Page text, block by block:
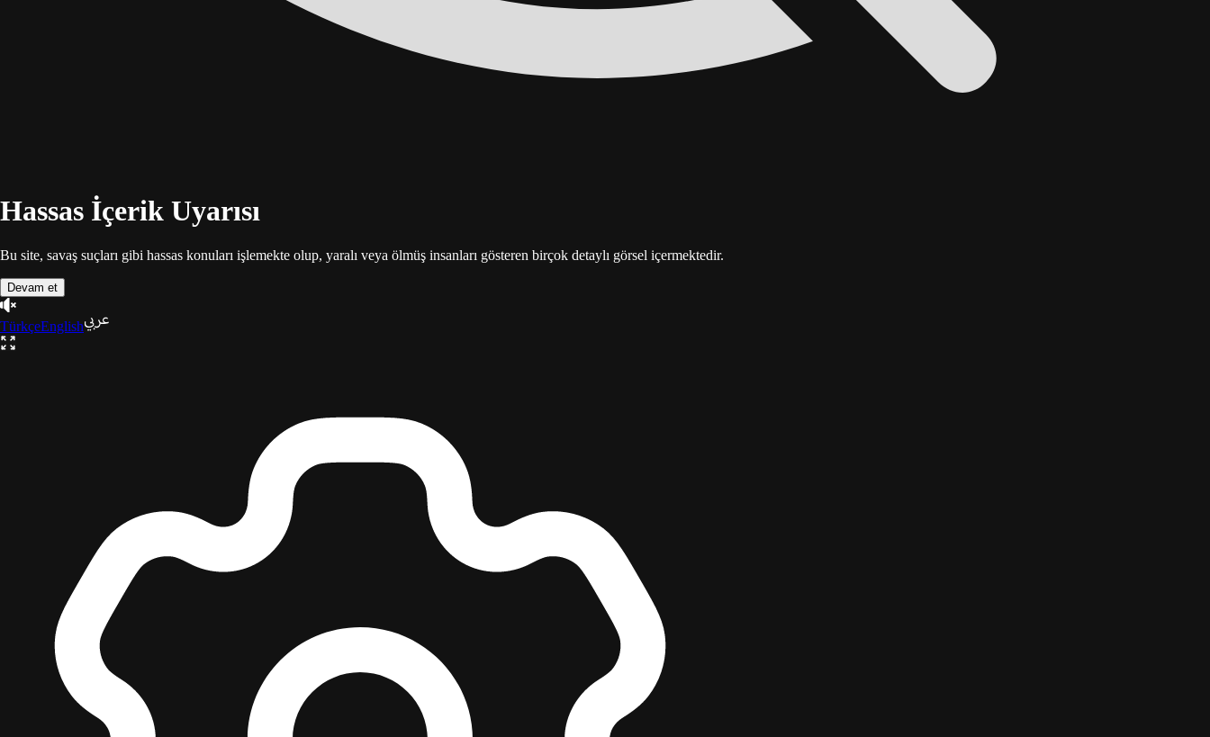
Hassas İçerik Uyarısı
Bu site, savaş suçları gibi hassas konuları işlemekte olup, yaralı veya ölmüş insanları gösteren birçok detaylı görsel içermektedir.
Devam et
TürkçeEnglish